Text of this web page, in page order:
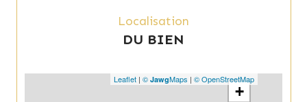
Localisation
DU BIEN
+
Leaflet | © JawgMaps | © OpenStreetMap